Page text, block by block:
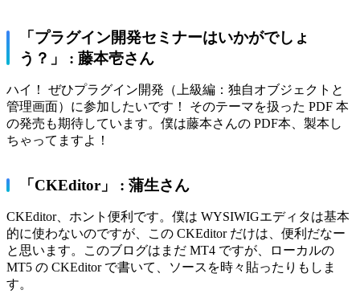
「プラグイン開発セミナーはいかがでしょ
う？」 : 藤本壱さん
ハイ！ ぜひプラグイン開発（上級編：独自オブジェクトと
管理画面）に参加したいです！ そのテーマを扱った PDF 本
の発売も期待しています。僕は藤本さんの PDF本、製本し
ちゃってますよ！
「CKEditor」 : 蒲生さん
CKEditor、ホント便利です。僕は WYSIWIGエディタは基本
的に使わないのですが、この CKEditor だけは、便利だなー
と思います。このブログはまだ MT4 ですが、ローカルの
MT5 の CKEditor で書いて、ソースを時々貼ったりもしま
す。